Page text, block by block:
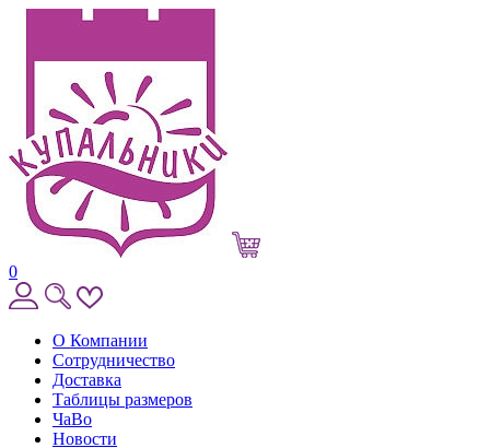
0
О Компании
Сотрудничество
Доставка
Таблицы размеров
ЧаВо
Новости